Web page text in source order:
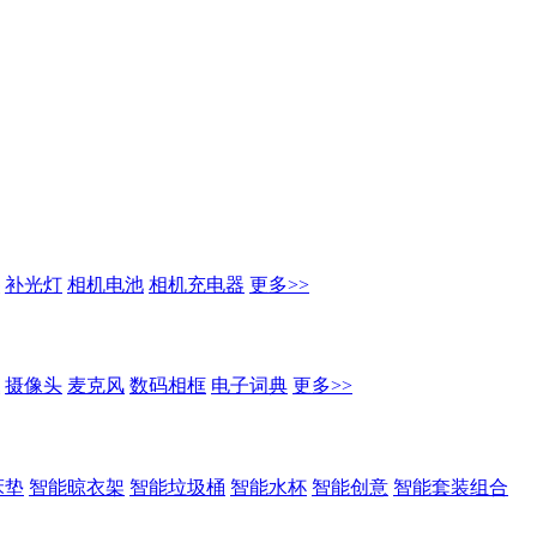
补光灯 相机电池 相机充电器 更多>>
摄像头 麦克风 数码相框 电子词典 更多>>
垫 智能晾衣架 智能垃圾桶 智能水杯 智能创意 智能套装组合